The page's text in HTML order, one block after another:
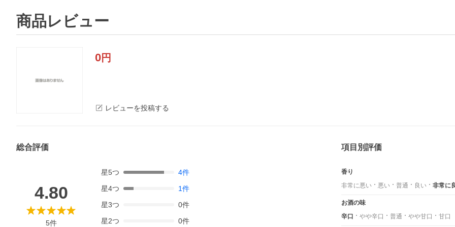
商品レビュー
0円
レビューを投稿する
総合評価
4.80
5件
星5つ 4件
星4つ 1件
星3つ 0件
星2つ 0件
項目別評価
香り
非常に悪い
悪い 普通 良い 非常に
お酒の味
辛口
やや辛口 普通 やや甘口 甘口